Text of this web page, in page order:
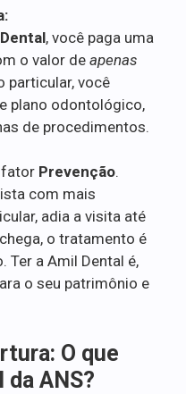
, você paga uma
o valor de apenas
particular, você
plano odontológico,
de procedimentos.
fator Prevenção.
com mais
adia a visita até
o tratamento é
Ter a Amil Dental é,
o seu patrimônio e
O que
ANS?